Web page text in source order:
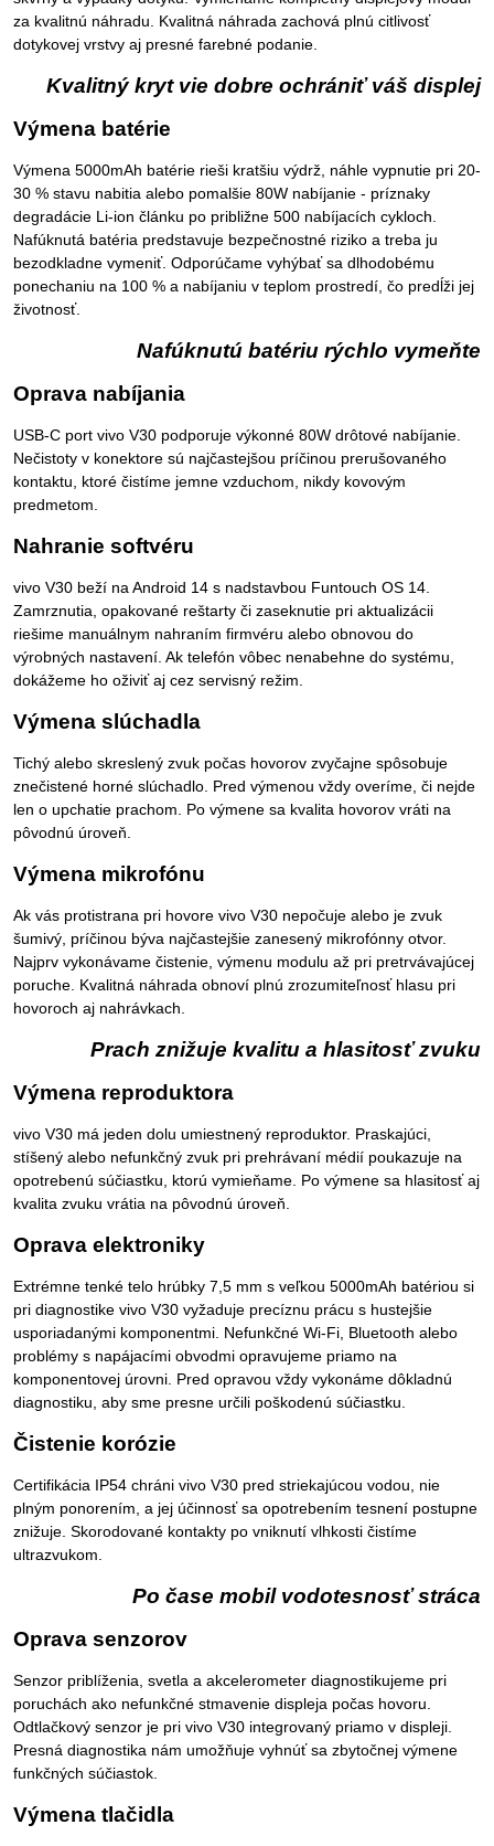
za kvalitnú náhradu. Kvalitná náhrada zachová plnú citlivosť
dotykovej vrstvy aj presné farebné podanie.
Kvalitný kryt vie dobre ochrániť váš displej
Výmena batérie
Výmena 5000mAh batérie rieši kratšiu výdrž, náhle vypnutie pri 20-
30 % stavu nabitia alebo pomalšie 80W nabíjanie - príznaky
degradácie Li-ion článku po približne 500 nabíjacích cykloch.
Nafúknutá batéria predstavuje bezpečnostné riziko a treba ju
bezodkladne vymeniť. Odporúčame vyhýbať sa dlhodobému
ponechaniu na 100 % a nabíjaniu v teplom prostredí, čo predĺži jej
životnosť.
Nafúknutú batériu rýchlo vymeňte
Oprava nabíjania
USB-C port vivo V30 podporuje výkonné 80W drôtové nabíjanie.
Nečistoty v konektore sú najčastejšou príčinou prerušovaného
kontaktu, ktoré čistíme jemne vzduchom, nikdy kovovým
predmetom.
Nahranie softvéru
vivo V30 beží na Android 14 s nadstavbou Funtouch OS 14.
Zamrznutia, opakované reštarty či zaseknutie pri aktualizácii
riešime manuálnym nahraním firmvéru alebo obnovou do
výrobných nastavení. Ak telefón vôbec nenabehne do systému,
dokážeme ho oživiť aj cez servisný režim.
Výmena slúchadla
Tichý alebo skreslený zvuk počas hovorov zvyčajne spôsobuje
znečistené horné slúchadlo. Pred výmenou vždy overíme, či nejde
len o upchatie prachom. Po výmene sa kvalita hovorov vráti na
pôvodnú úroveň.
Výmena mikrofónu
Ak vás protistrana pri hovore vivo V30 nepočuje alebo je zvuk
šumivý, príčinou býva najčastejšie zanesený mikrofónny otvor.
Najprv vykonávame čistenie, výmenu modulu až pri pretrvávajúcej
poruche. Kvalitná náhrada obnoví plnú zrozumiteľnosť hlasu pri
hovoroch aj nahrávkach.
Prach znižuje kvalitu a hlasitosť zvuku
Výmena reproduktora
vivo V30 má jeden dolu umiestnený reproduktor. Praskajúci,
stíšený alebo nefunkčný zvuk pri prehrávaní médií poukazuje na
opotrebenú súčiastku, ktorú vymieňame. Po výmene sa hlasitosť aj
kvalita zvuku vrátia na pôvodnú úroveň.
Oprava elektroniky
Extrémne tenké telo hrúbky 7,5 mm s veľkou 5000mAh batériou si
pri diagnostike vivo V30 vyžaduje precíznu prácu s hustejšie
usporiadanými komponentmi. Nefunkčné Wi-Fi, Bluetooth alebo
problémy s napájacími obvodmi opravujeme priamo na
komponentovej úrovni. Pred opravou vždy vykonáme dôkladnú
diagnostiku, aby sme presne určili poškodenú súčiastku.
Čistenie korózie
Certifikácia IP54 chráni vivo V30 pred striekajúcou vodou, nie
plným ponorením, a jej účinnosť sa opotrebením tesnení postupne
znižuje. Skorodované kontakty po vniknutí vlhkosti čistíme
ultrazvukom.
Po čase mobil vodotesnosť stráca
Oprava senzorov
Senzor priblíženia, svetla a akcelerometer diagnostikujeme pri
poruchách ako nefunkčné stmavenie displeja počas hovoru.
Odtlačkový senzor je pri vivo V30 integrovaný priamo v displeji.
Presná diagnostika nám umožňuje vyhnúť sa zbytočnej výmene
funkčných súčiastok.
Výmena tlačidla